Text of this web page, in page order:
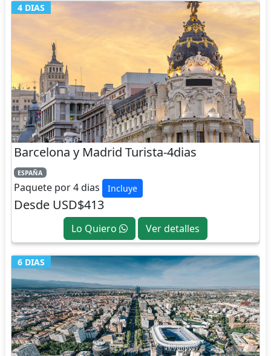
4 DIAS
Barcelona y Madrid Turista-4dias
ESPAÑA
Paquete por 4 dias Incluye
Desde USD$413
Lo Quiero Ver detalles
6 DIAS